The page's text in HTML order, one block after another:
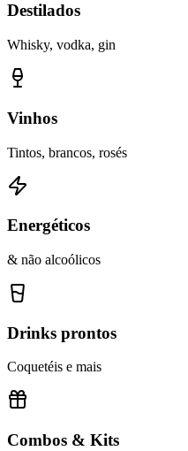
Destilados
Whisky, vodka, gin
Vinhos
Tintos, brancos, rosés
Energéticos
& não alcoólicos
Drinks prontos
Coquetéis e mais
Combos & Kits